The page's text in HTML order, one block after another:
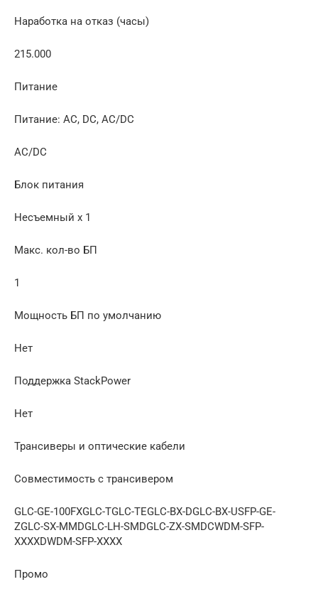
Наработка на отказ (часы)
215.000
Питание
Питание: AC, DC, AC/DC
AC/DC
Блок питания
Несъемный x 1
Макс. кол-во БП
1
Мощность БП по умолчанию
Нет
Поддержка StackPower
Нет
Трансиверы и оптические кабели
Совместимость с трансивером
GLC-GE-100FXGLC-TGLC-TEGLC-BX-DGLC-BX-USFP-GE-
ZGLC-SX-MMDGLC-LH-SMDGLC-ZX-SMDCWDM-SFP-
XXXXDWDM-SFP-XXXX
Промо